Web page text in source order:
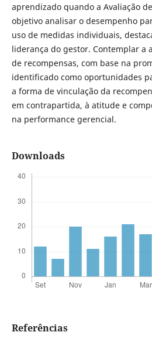
aprendizado quando a Avaliação
objetivo analisar o desempenho
uso de medidas individuais,
liderança do gestor. Contemplar a
de recompensas, com base na
identificado como oportunidades
a forma de vinculação da
em contrapartida, à atitude e
na performance gerencial.
Downloads
Referências